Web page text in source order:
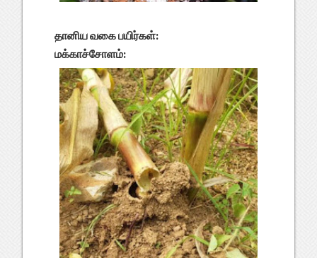
தானிய வகை பயிர்கள்:
மக்காச்சோளம்: